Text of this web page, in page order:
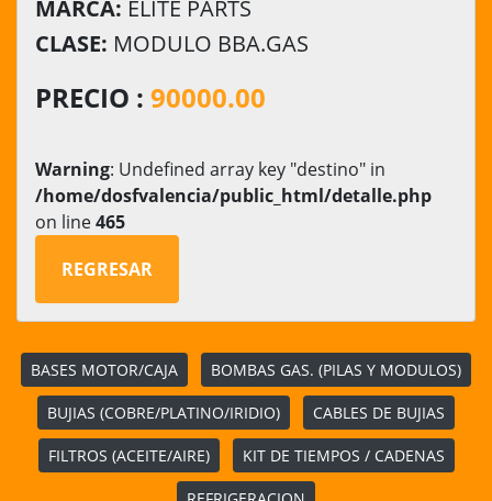
MARCA: ELITE PARTS
CLASE: MODULO BBA.GAS
PRECIO : 90000.00
Warning: Undefined array key "destino" in
/home/dosfvalencia/public_html/detalle.php
on line465
REGRESAR
BASES MOTOR/CAJA BOMBAS GAS. (PILAS Y MODULOS)
BUJIAS (COBRE/PLATINO/IRIDIO) CABLES DE BUJIAS
FILTROS (ACEITE/AIRE) KIT DE TIEMPOS / CADENAS